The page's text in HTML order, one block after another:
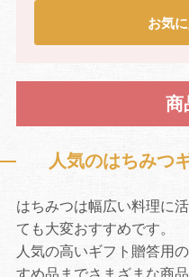
お気
商
人気のはちみつ
はちみつは幅広い料理に
ても大変おすすめです。
人気の高いギフト贈答用